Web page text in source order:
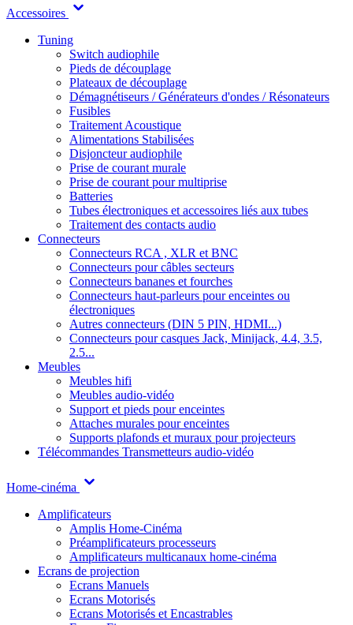
Accessoires
Tuning
Switch audiophile
Pieds de découplage
Plateaux de découplage
Démagnétiseurs / Générateurs d'ondes / Résonateurs
Fusibles
Traitement Acoustique
Alimentations Stabilisées
Disjoncteur audiophile
Prise de courant murale
Prise de courant pour multiprise
Batteries
Tubes électroniques et accessoires liés aux tubes
Traitement des contacts audio
Connecteurs
Connecteurs RCA , XLR et BNC
Connecteurs pour câbles secteurs
Connecteurs bananes et fourches
Connecteurs haut-parleurs pour enceintes ou
électroniques
Autres connecteurs (DIN 5 PIN, HDMI...)
Connecteurs pour casques Jack, Minijack, 4.4, 3.5,
2.5...
Meubles
Meubles hifi
Meubles audio-vidéo
Support et pieds pour enceintes
Attaches murales pour enceintes
Supports plafonds et muraux pour projecteurs
Télécommandes Transmetteurs audio-vidéo
Home-cinéma
Amplificateurs
Amplis Home-Cinéma
Préamplificateurs processeurs
Amplificateurs multicanaux home-cinéma
Ecrans de projection
Ecrans Manuels
Ecrans Motorisés
Ecrans Motorisés et Encastrables